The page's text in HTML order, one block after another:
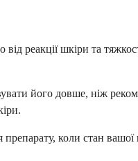
реакції шкіри та
його довше, ніж
коли стан